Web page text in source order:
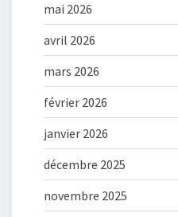
mai 2026
avril 2026
mars 2026
février 2026
janvier 2026
décembre 2025
novembre 2025